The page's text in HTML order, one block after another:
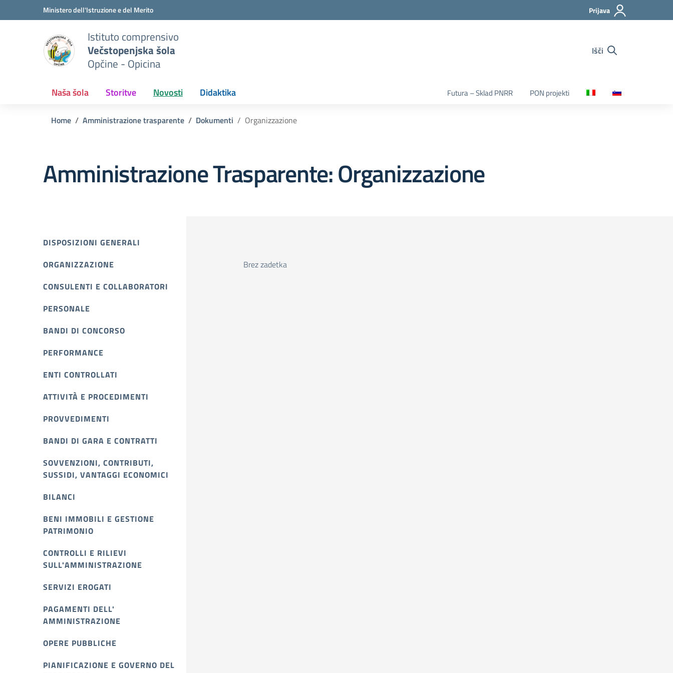
Vai ai contenuti
Vai al menu di navigazioneMinistero dell'Istruzione e del Merito Prijava
Istituto comprensivo
Večstopenjska šola
Opčine - Opicina
Išči
Naša šola Storitve Novosti Didaktika Futura – Sklad PNRR PON projekti
Home Amministrazione trasparente Dokumenti Organizzazione
Amministrazione Trasparente:Organizzazione
DISPOSIZIONI GENERALI
ORGANIZZAZIONE
CONSULENTI E COLLABORATORI
PERSONALE
BANDI DI CONCORSO
PERFORMANCE
ENTI CONTROLLATI
ATTIVITÀ E PROCEDIMENTI
PROVVEDIMENTI
BANDI DI GARA E CONTRATTI
SOVVENZIONI, CONTRIBUTI,
SUSSIDI, VANTAGGI ECONOMICI
BILANCI
BENI IMMOBILI E GESTIONE
PATRIMONIO
CONTROLLI E RILIEVI
SULL'AMMINISTRAZIONE
SERVIZI EROGATI
PAGAMENTI DELL'
AMMINISTRAZIONE
OPERE PUBBLICHE
PIANIFICAZIONE E GOVERNO DEL
Brez zadetka